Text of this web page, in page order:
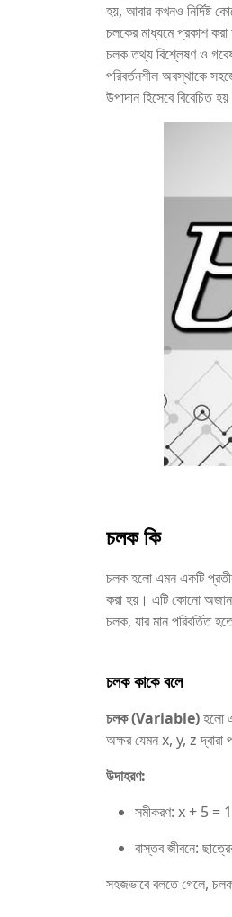
হয়, আবার কখনও নির্দিষ্ট
চলকের মাধ্যমে প্রকাশ করা
চলক তথ্য বিশ্লেষণ ও
পরিবর্তনশীল অবস্থাকে
উপাদান হিসেবে বিবেচিত
চলক কি
চলক হলো এমন একটি প্রতীক
করা হয়। এটি কোনো অজানা
চলক, যার মান পরিবর্তিত
চলক কাকে বলে
চলক (Variable)হলো
অক্ষর যেমন x, y, z দ্বারা
উদাহরণ:
সমীকরণ: x + 5 =
বাস্তব জীবনে:
সহজভাবে বলতে গেলে,